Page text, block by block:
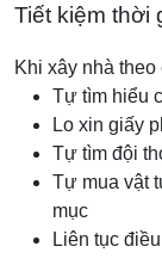
Tiết kiệm thời
Khi xây nhà
Tự tìm hiểu
Lo xin giấy
Tự tìm đội
Tự mua vật
mục
Liên tục